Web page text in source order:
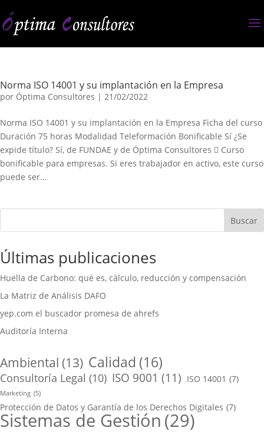
Norma ISO 14001 y su implantación en la Empresa
por Óptima Consultores | 21/02/2022
Norma ISO 14001 y su implantación en la Empresa Ficha del curso
Duración 75 horas Modalidad Teleformación Bonificable Sí ¿Se
expide título? Sí, de FUNDAE y de Óptima Consultores  Curso
bonificable para empresas. Si eres trabajador en activo, este curso
puede ser...
Buscar
Últimas publicaciones
Huella de Carbono: qué es, cálculo, reducción y compensación
La Matriz de Análisis DAFO
yep.com el buscador promesa de ahrefs
Auditoría Interna
Ambiental (13) Calidad (16)
Consultoría Legal (10) ISO 9001 (11) ISO 14001 (7)
Marketing (5)
Protección de Datos y Garantía de los Derechos Digitales (7)
Sistemas de Gestión (29)